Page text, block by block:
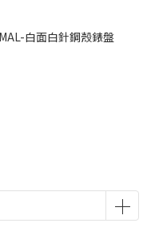
白面白針鋼殼錶盤